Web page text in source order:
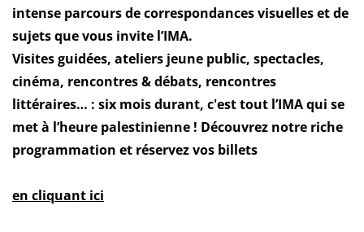
intense parcours de correspondances visuelles et de
sujets que vous invite l’IMA.
Visites guidées, ateliers jeune public, spectacles,
cinéma, rencontres & débats, rencontres
littéraires… : six mois durant, c'est tout l’IMA qui se
met à l’heure palestinienne ! Découvrez notre riche
programmation et réservez vos billets
en cliquant ici